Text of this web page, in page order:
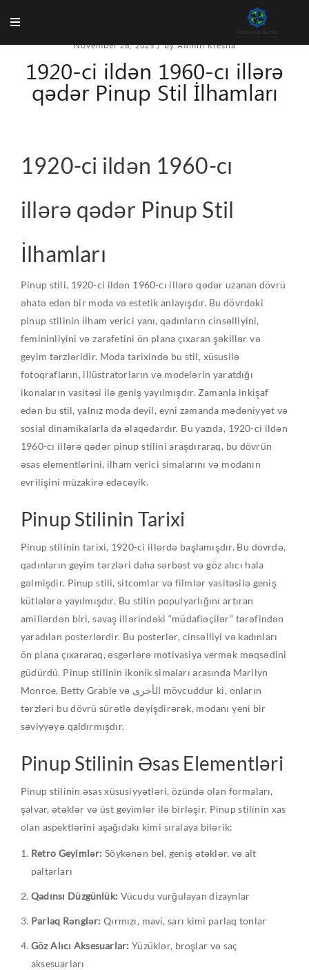
November 26, 2025/ by Admin Kresna
1920-ci ildən 1960-cı illərə
qədər Pinup Stil İlhamları
1920-ci ildən 1960-cı
illərə qədər Pinup Stil
İlhamları
Pinup stili, 1920-ci ildən 1960-cı illərə qədər uzanan dövrü
əhatə edən bir moda və estetik anlayışdır. Bu dövrdəki
pinup stilinin ilham verici yanı, qadınların cinsəlliyini,
femininliyini və zarafetini ön plana çıxaran şəkillər və
geyim tərzləridir. Moda tarixində bu stil, xüsusilə
fotoqrafların, illüstratorların və modelərin yaratdığı
ikonaların vasitəsi ilə geniş yayılmışdır. Zamanla inkişaf
edən bu stil, yalnız moda deyil, eyni zamanda mədəniyyət və
sosial dinamikalarla da əlaqədardır. Bu yazıda, 1920-ci ildən
1960-cı illərə qədər pinup stilini araşdıraraq, bu dövrün
əsas elementlərini, ilham verici simalarını və modanın
evrilişini müzakirə edəcəyik.
Pinup Stilinin Tarixi
Pinup stilinin tarixi, 1920-ci illərdə başlamışdır. Bu dövrdə,
qadınların geyim tərzləri daha sərbəst və göz alıcı hala
gəlmişdir. Pinup stili, sitcomlar və filmlər vasitəsilə geniş
kütlələrə yayılmışdır. Bu stilin populyarlığını artıran
amillərdən biri, savaş illərindəki “müdafiəçilər” tərəfindən
yaradılan posterlərdir. Bu posterlər, cinsəlliyi və kadınları
ön plana çıxararaq, əsgərlərə motivasiya vermək məqsədini
güdürdü. Pinup stilinin ikonik simaları arasında Marilyn
Monroe, Betty Grable və الأخرى mövcuddur ki, onların
tərzləri bu dövrü sürətlə dəyişdirərək, modanı yeni bir
səviyyəyə qaldırmışdır.
Pinup Stilinin Əsas Elementləri
Pinup stilinin əsas xüsusiyyətləri, özündə olan formaları,
şalvar, ətəklər və üst geyimlər ilə birləşir. Pinup stilinin xas
olan aspektlərini aşağıdakı kimi sıralaya bilərik:
Retro Geyimlər: Söykənən bel, geniş ətəklər, və alt
paltarları
Qadınsı Düzgünlük: Vücudu vurğulayan dizaynlar
Parlaq Rənglər: Qırmızı, mavi, sarı kimi parlaq tonlar
Göz Alıcı Aksesuarlar: Yüzüklər, broşlar və saç
aksesuarları